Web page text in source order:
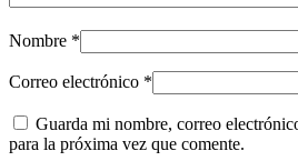
Nombre *
Correo electrónico *
Guarda mi nombre, correo
para la próxima vez que comente.